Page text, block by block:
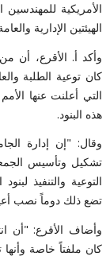
الأمريكية
الهيئتين الإدارية
وأكد أ. الأقرع، أن
كان توعية الطلبة
التي أعلنت عنها
هذه البنود.
وقال: "إن إدارة
تشكيل وتأسيس
التوعية والتنفيذ
تضع ذلك دوماً نصب
وأضاف الأقرع: "أن
كان ملفتاً خاصة